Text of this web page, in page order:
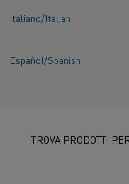
Italiano/Italian
Español/Spanish
TROVA PRODOTTI
NEL